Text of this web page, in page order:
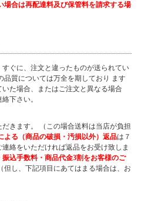
合は再配達料及び保管料を請求する場
ぐに、注文と違ったものが送られてい
品質については万全を期しており ます
た場合、またはご注文と異なる場合
下さい。
きます。 （この場合送料は当店が負担
よる（商品の破損・汚損以外）返品は７
絡をいただければ返品をお受け致しま
振込手数料・商品代金3割をお客様のご
但し、下記項目にあてはまる場合は、お